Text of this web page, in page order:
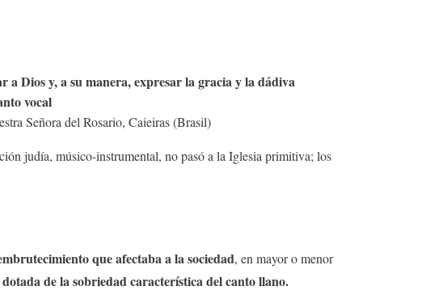
Dios y, a su manera, expresar la gracia y la dádiva
vocal
Señora del Rosario, Caieiras (Brasil)
judía, músico-instrumental, no pasó a la Iglesia primitiva; los
que afectaba a la sociedad, en mayor o menor
de la sobriedad característica del canto llano.